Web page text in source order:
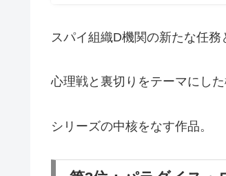
スパイ組織D機関の新たな任務
心理戦と裏切りをテーマにした
シリーズの中核をなす作品。